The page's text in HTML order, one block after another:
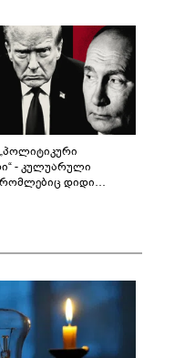
- კულუარული
რომლებიც დიდი